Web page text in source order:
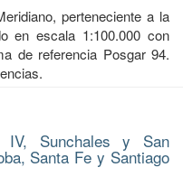
perteneciente a la
en escala 1:100.000 con
de referencia Posgar 94.
IV, Sunchales y San
Santa Fe y Santiago